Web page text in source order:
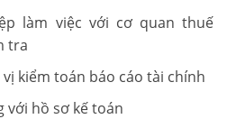
làm việc với cơ quan thuế
tra
kiểm toán báo cáo tài chính
hồ sơ kế toán